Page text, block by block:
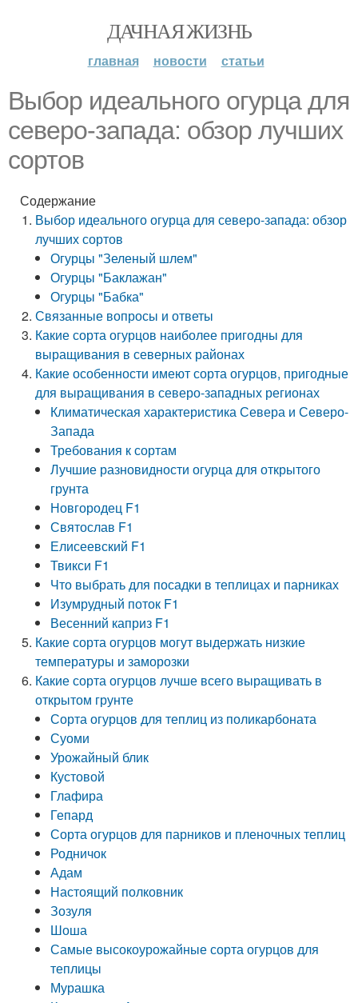
ДАЧНАЯ ЖИЗНЬ
главная новости статьи
Выбор идеального огурца для
северо-запада: обзор лучших
сортов
Содержание
Выбор идеального огурца для северо-запада: обзор
лучших сортов
Огурцы "Зеленый шлем"
Огурцы "Баклажан"
Огурцы "Бабка"
Связанные вопросы и ответы
Какие сорта огурцов наиболее пригодны для
выращивания в северных районах
Какие особенности имеют сорта огурцов, пригодные
для выращивания в северо-западных регионах
Климатическая характеристика Севера и Северо-
Запада
Требования к сортам
Лучшие разновидности огурца для открытого
грунта
Новгородец F1
Святослав F1
Елисеевский F1
Твикси F1
Что выбрать для посадки в теплицах и парниках
Изумрудный поток F1
Весенний каприз F1
Какие сорта огурцов могут выдержать низкие
температуры и заморозки
Какие сорта огурцов лучше всего выращивать в
открытом грунте
Сорта огурцов для теплиц из поликарбоната
Суоми
Урожайный блик
Кустовой
Глафира
Гепард
Сорта огурцов для парников и пленочных теплиц
Родничок
Адам
Настоящий полковник
Зозуля
Шоша
Самые высокоурожайные сорта огурцов для
теплицы
Мурашка